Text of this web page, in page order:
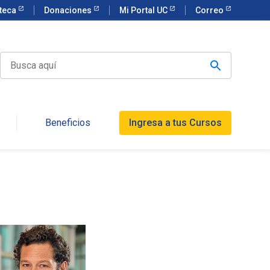
Donaciones Mi Portal UC Correo
Beneficios Ingresa a tus Cursos